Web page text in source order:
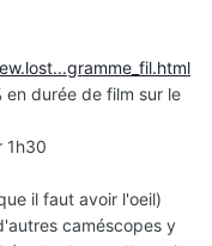
durée de film sur le
1h30
il faut avoir l'oeil)
caméscopes y